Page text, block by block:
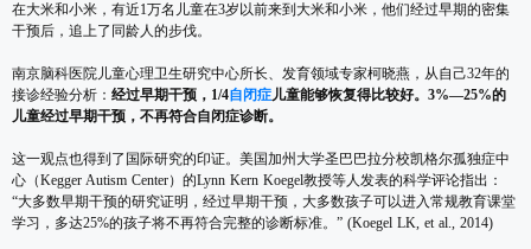
在大米和小米，有近1万名儿童在3岁以前来到大米和小米，他们经过早期的密集
干预后，追上了同龄人的步伐。
南京脑科医院儿童心理卫生研究中心所长、发育领域专家柯晓燕，从自己32年的
接诊经验分析： 经过早期干预，1/4自闭症儿童能够恢复得比较好。3%—25%的
儿童经过早期干预，不再符合自闭症诊断。
这一观点也得到了国际研究的印证。美国加州大学圣巴巴拉分校凯格尔孤独症中
心（Kegger Autism Center）的Lynn Kern Koegel教授等人发表的科学评论指出：
“大多数早期干预的研究证明，经过早期干预，大多数孩子可以进入常规教育课堂
学习，多达25%的孩子将不再符合完整的诊断标准。” (Koegel LK, et al., 2014)